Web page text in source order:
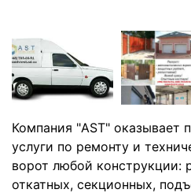
Компания "AST" оказывает
услуги по ремонту и
ворот любой конструкции:
откатных, секционных,